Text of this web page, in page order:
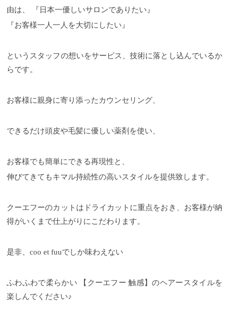
由は、 『日本一優しいサロンでありたい』
『お客様一人一人を大切にしたい』
というスタッフの想いをサービス、技術に落とし込んでいるか
らです。
お客様に親身に寄り添ったカウンセリング、
できるだけ頭皮や毛髪に優しい薬剤を使い、
お客様でも簡単にできる再現性と、
伸びてきてもキマル持続性の高いスタイルを提供致します。
クーエフーのカットはドライカットに重点をおき、お客様が納
得がいくまで仕上がりにこだわります。
是非、coo et fuuでしか味わえない
ふわふわで柔らかい 【クーエフー 触感】のヘアースタイルを
楽しんでください♪